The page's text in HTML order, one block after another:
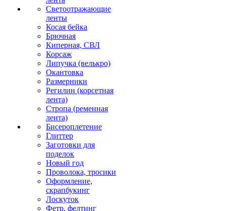
Светоотражающие
ленты
Косая бейка
Брючная
Киперная, СВЛ
Корсаж
Липучка (велькро)
Окантовка
Размерники
Регилин (корсетная
лента)
Стропа (ременная
лента)
Бисероплетение
Глиттер
Заготовки для
поделок
Новый год
Проволока, тросики
Оформление,
скрапбукинг
Лоскуток
Фетр, фелтинг